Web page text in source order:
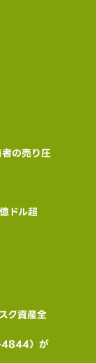
ドル超
ク資産全
4844）が